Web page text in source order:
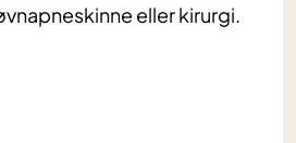
eller kirurgi.